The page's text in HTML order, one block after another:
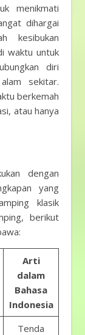
menikmati
dihargai
kesibukan
waktu untuk
diri
sekitar.
berkemah
atau hanya
dengan
yang
klasik
berikut
Arti
dalam
Bahasa
Indonesia
Tenda